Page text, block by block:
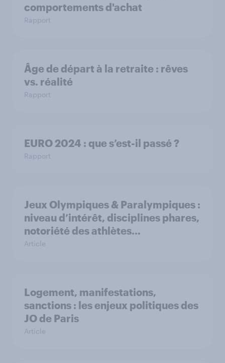
comportements d'achat
Rapport
Âge de départ à la retraite : rêves
vs. réalité
Rapport
EURO 2024 : que s’est-il passé ?
Rapport
Jeux Olympiques & Paralympiques :
niveau d’intérêt, disciplines phares,
notoriété des athlètes…
Article
Logement, manifestations,
sanctions : les enjeux politiques des
JO de Paris
Article